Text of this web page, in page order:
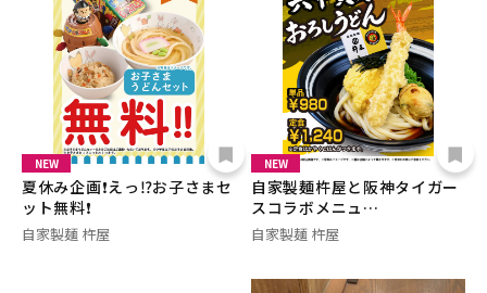
NEW
夏休み企画❗️えっ⁉️お子さまセ
ット無料❗️
自家製麺 杵屋
NEW
自家製麺杵屋と阪神タイガー
スコラボメニュ…
自家製麺 杵屋